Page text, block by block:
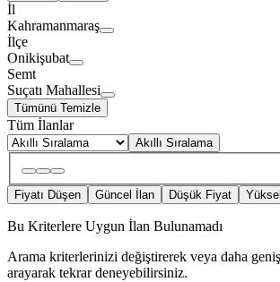
İl
Kahramanmaraş
İlçe
Onikişubat
Semt
Suçatı Mahallesi
Tümünü Temizle
Tüm İlanlar
Akıllı Sıralama
Fiyatı Düşen Güncel İlan Düşük Fiyat
Bu Kriterlere Uygun İlan Bulunamadı
Arama kriterlerinizi değiştirerek veya daha
arayarak tekrar deneyebilirsiniz.